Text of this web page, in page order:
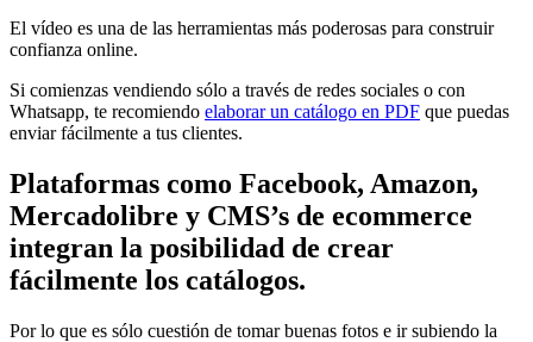
El vídeo es una de las herramientas más poderosas para construir
confianza online.
Si comienzas vendiendo sólo a través de redes sociales o con
Whatsapp, te recomiendo elaborar un catálogo en PDF que puedas
enviar fácilmente a tus clientes.
Plataformas como Facebook, Amazon,
Mercadolibre y CMS’s de ecommerce
integran la posibilidad de crear
fácilmente los catálogos.
Por lo que es sólo cuestión de tomar buenas fotos e ir subiendo la